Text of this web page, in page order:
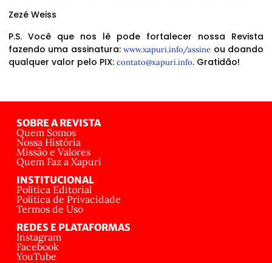
Zezé Weiss
P.S. Você que nos lê pode fortalecer nossa Revista
fazendo uma assinatura:www.xapuri.info/assine ou doando
qualquer valor pelo PIX: contato@xapuri.info. Gratidão!
SOBRE A REVISTA
Quem Somos
Nossa História
Missão e Valores
Quem Faz a Xapuri
INSTITUCIONAL
Política Editorial
Política de Privacidade
Termos de Uso
REDES E PLATAFORMAS
Instagram
Facebook
YouTube